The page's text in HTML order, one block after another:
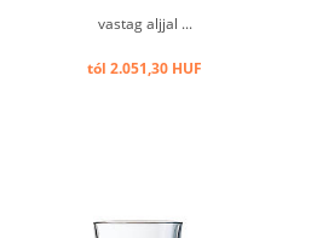
vastag aljjal ...
tól 2.051,30 HUF